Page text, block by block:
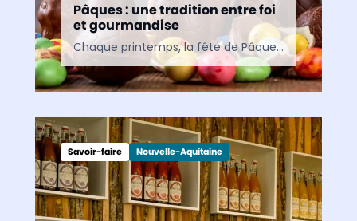
Pâques : une tradition entre foi
et gourmandise
Chaque printemps, la fête de Pâques rassemble croyants et familles autour de traditions à la fois religieuses et populaires. Entre symboles ancestraux, plaisirs gourmands et célébrations culturelles, cette fête continue…
Savoir-faire Nouvelle-Aquitaine